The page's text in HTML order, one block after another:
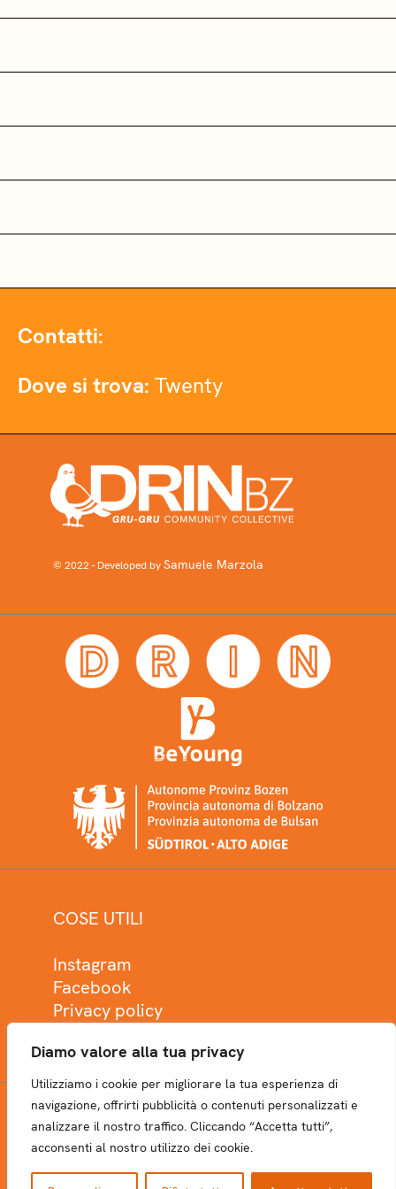
Diamo valore alla tua privacy
Utilizziamo i cookie per migliorare la tua esperienza di
navigazione, offrirti pubblicità o contenuti personalizzati e
analizzare il nostro traffico. Cliccando “Accetta tutti”,
acconsenti al nostro utilizzo dei cookie.
Contatti:
Dove si trova: Twenty
© 2022 - Developed bySamuele Marzola
COSE UTILI
Instagram
Facebook
Privacy policy
NEWSLETTER